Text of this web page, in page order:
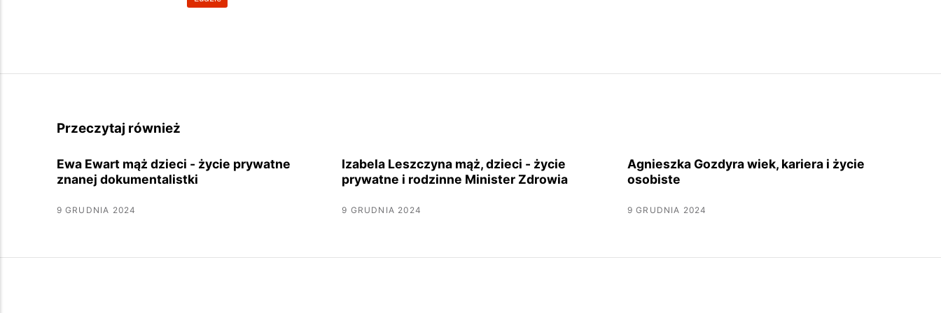
Przeczytaj również
Ewa Ewart mąż dzieci - życie prywatne
znanej dokumentalistki
9 GRUDNIA 2024
Izabela Leszczyna mąż, dzieci - życie
prywatne i rodzinne Minister Zdrowia
9 GRUDNIA 2024
Agnieszka Gozdyra wiek, kariera i życie
osobiste
9 GRUDNIA 2024